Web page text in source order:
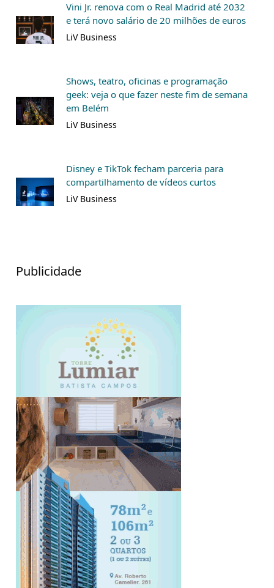
Vini Jr. renova com o Real Madrid até 2032
e terá novo salário de 20 milhões de euros
LiV Business
Shows, teatro, oficinas e programação
geek: veja o que fazer neste fim de semana
em Belém
LiV Business
Disney e TikTok fecham parceria para
compartilhamento de vídeos curtos
LiV Business
Publicidade